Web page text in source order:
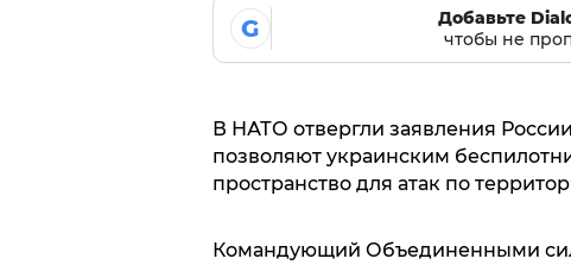
G
Добавьте
чтобы не
В НАТО отвергли заявления
позволяют украинским
пространство для атак по
Командующий Объединенными